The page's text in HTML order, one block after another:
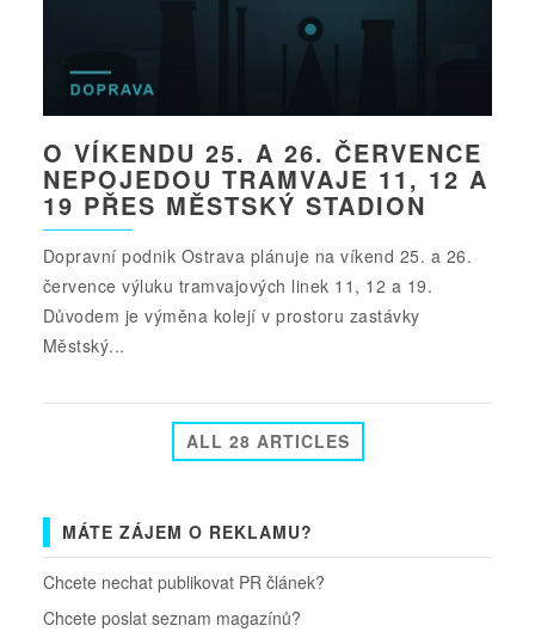
O VÍKENDU 25. A 26. ČERVENCE
NEPOJEDOU TRAMVAJE 11, 12 A
19 PŘES MĚSTSKÝ STADION
Dopravní podnik Ostrava plánuje na víkend 25. a 26.
července výluku tramvajových linek 11, 12 a 19.
Důvodem je výměna kolejí v prostoru zastávky
Městský...
ALL 28 ARTICLES
MÁTE ZÁJEM O REKLAMU?
Chcete nechat publikovat PR článek?
Chcete poslat seznam magazínů?